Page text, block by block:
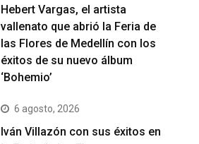
Hebert Vargas, el artista
vallenato que abrió la Feria de
las Flores de Medellín con los
éxitos de su nuevo álbum
‘Bohemio’
6 agosto, 2026
Iván Villazón con sus éxitos en